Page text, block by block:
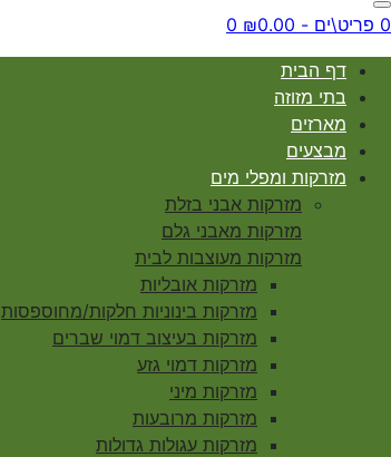
0 פריט\ים - ₪0.00 0
דף הבית
בתי מזוזה
מארזים
מבצעים
מזרקות ומפלי מים
מזרקות אבני בזלת
מזרקות מאבני גלם
מזרקות מעוצבות לבית
מזרקות אובליות
מזרקות בינוניות חלקות/מחוספסות
מזרקות בעיצוב דמוי שברים
מזרקות דמוי גזע
מזרקות מיני
מזרקות מרובעות
מזרקות עגולות גדולות